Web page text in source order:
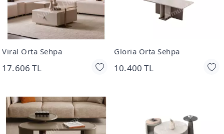
Viral Orta Sehpa
17.606 TL
Gloria Orta Sehpa
10.400 TL